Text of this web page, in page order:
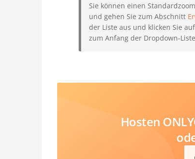
Sie können einen
und gehen Sie zum Abschnitt
der Liste aus und klicken Sie auf
zum Anfang der Dropdown-
Hosten